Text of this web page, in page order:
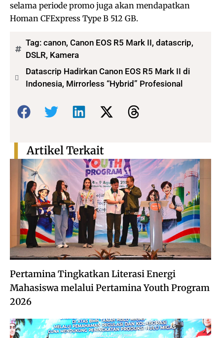
selama periode promo juga akan mendapatkan
Homan CFExpress Type B 512 GB.
Tag: canon, Canon EOS R5 Mark II, datascrip,
DSLR, Kamera
Datascrip Hadirkan Canon EOS R5 Mark II di
Indonesia, Mirrorless “Hybrid” Profesional
Bagikan:
Pertamina Tingkatkan Literasi Energi
Mahasiswa melalui Pertamina Youth Program
2026
Artikel Terkait